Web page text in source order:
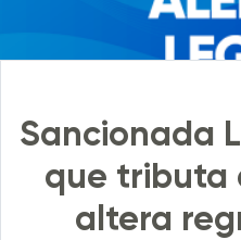
Sancionada
que tributa
altera